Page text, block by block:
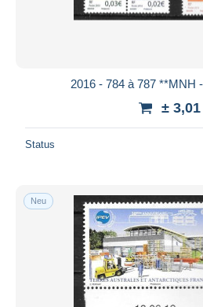
2016 - 784 à 787 **MNH
±
Status
Neu